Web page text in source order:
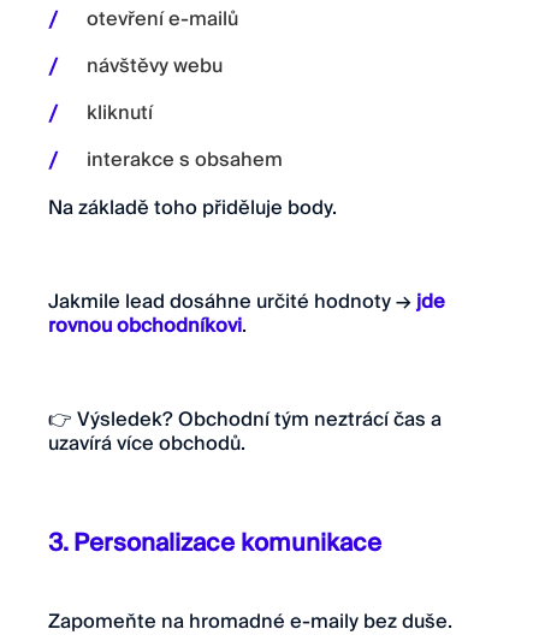
otevření e-mailů
návštěvy webu
kliknutí
interakce s obsahem
Na základě toho přiděluje body.
Jakmile lead dosáhne určité hodnoty →jde
rovnou obchodníkovi.
👉 Výsledek? Obchodní tým neztrácí čas a
uzavírá více obchodů.
3. Personalizace komunikace
Zapomeňte na hromadné e-maily bez duše.